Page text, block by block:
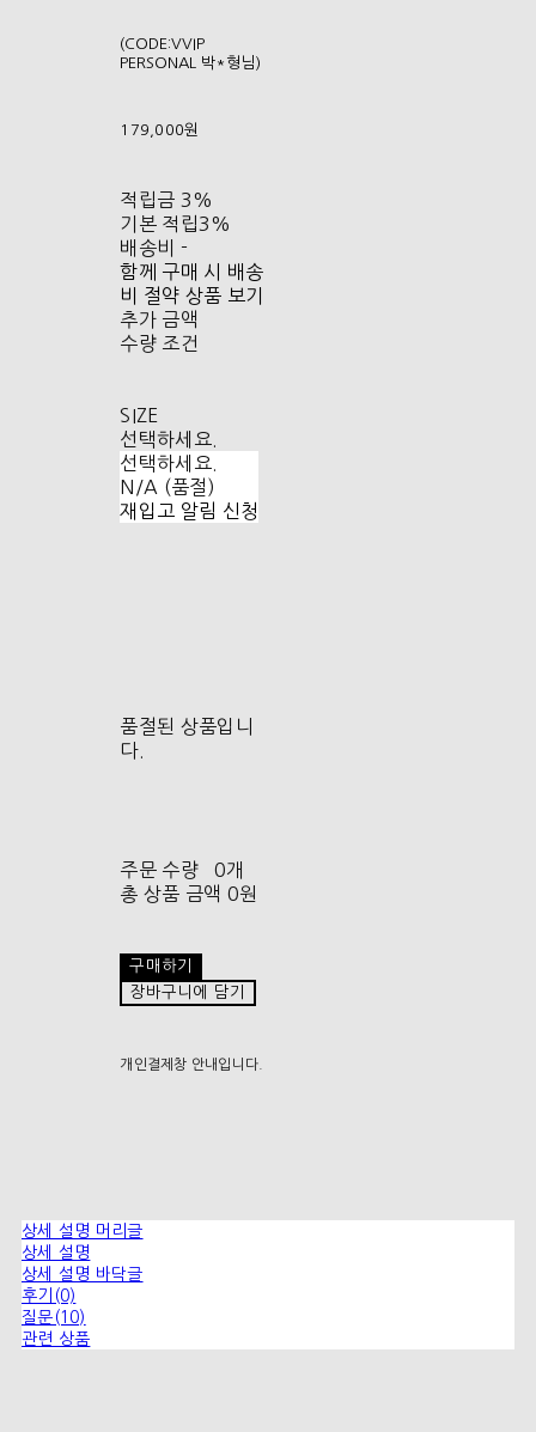
(CODE:VVIP
PERSONAL 박*형님)
179,000원
적립금 3%
기본 적립3%
배송비 -
함께 구매 시 배송
비 절약 상품 보기
추가 금액
수량 조건
SIZE
선택하세요.
선택하세요.
N/A (품절)
재입고 알림 신청
품절된 상품입니
다.
주문 수량
0개
총 상품 금액 0원
구매하기
장바구니에 담기
개인결제창 안내입니다.
상세 설명 머리글
상세 설명
상세 설명 바닥글
후기(0)
질문(10)
관련 상품